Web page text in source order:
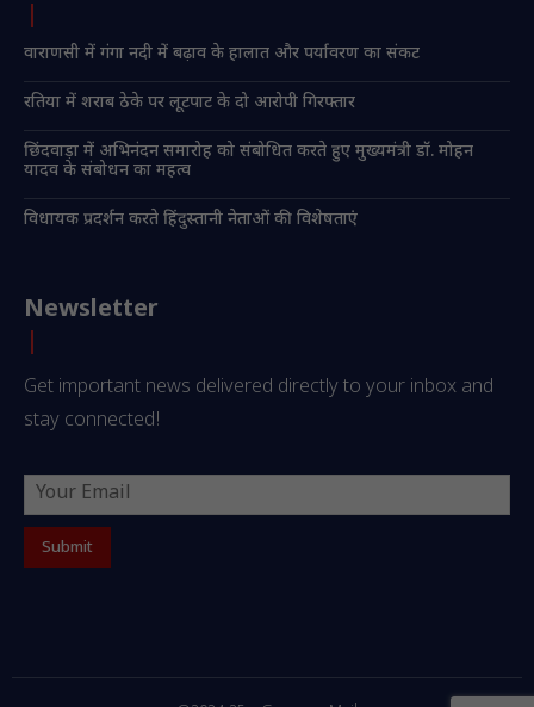
वाराणसी में गंगा नदी में बढ़ाव के हालात और पर्यावरण का संकट
रतिया में शराब ठेके पर लूटपाट के दो आरोपी गिरफ्तार
छिंदवाड़ा में अभिनंदन समारोह को संबोधित करते हुए मुख्यमंत्री डॉ. मोहन
यादव के संबोधन का महत्व
विधायक प्रदर्शन करते हिंदुस्तानी नेताओं की विशेषताएं
Newsletter
Get important news delivered directly to your inbox and
stay connected!